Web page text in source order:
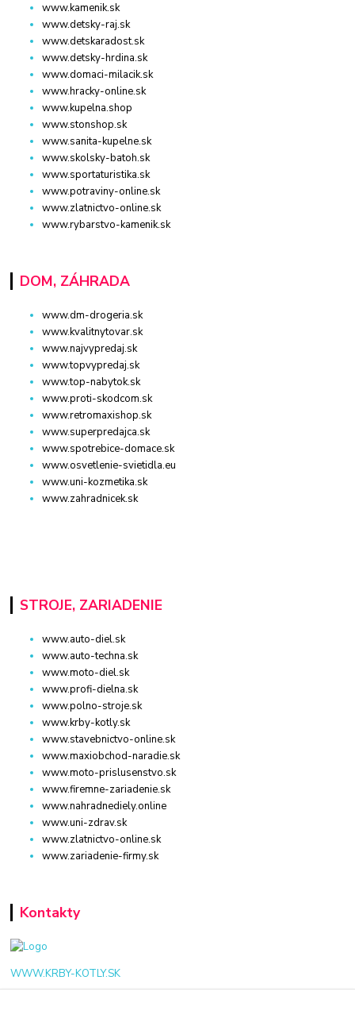
www.kamenik.sk
www.detsky-raj.sk
www.detskaradost.sk
www.detsky-hrdina.sk
www.domaci-milacik.sk
www.hracky-online.sk
www.kupelna.shop
www.stonshop.sk
www.sanita-kupelne.sk
www.skolsky-batoh.sk
www.sportaturistika.sk
www.potraviny-online.sk
www.zlatnictvo-online.sk
www.rybarstvo-kamenik.sk
DOM, ZÁHRADA
www.dm-drogeria.sk
www.kvalitnytovar.sk
www.najvypredaj.sk
www.topvypredaj.sk
www.top-nabytok.sk
www.proti-skodcom.sk
www.retromaxishop.sk
www.superpredajca.sk
www.spotrebice-domace.sk
www.osvetlenie-svietidla.eu
www.uni-kozmetika.sk
www.zahradnicek.sk
STROJE, ZARIADENIE
www.auto-diel.sk
www.auto-techna.sk
www.moto-diel.sk
www.profi-dielna.sk
www.polno-stroje.sk
www.krby-kotly.sk
www.stavebnictvo-online.sk
www.maxiobchod-naradie.sk
www.moto-prislusenstvo.sk
www.firemne-zariadenie.sk
www.nahradnediely.online
www.uni-zdrav.sk
www.zlatnictvo-online.sk
www.zariadenie-firmy.sk
Kontakty
WWW.KRBY-KOTLY.SK